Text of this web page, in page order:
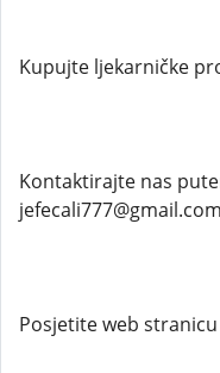
Kupujte ljekarničke
Kontaktirajte nas
jefecali777@gmail.com
Posjetite web